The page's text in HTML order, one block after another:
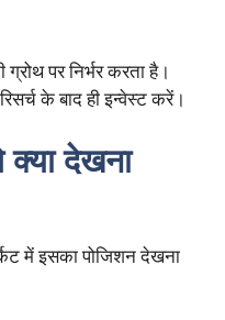
पर निर्भर करता है।
के बाद ही इन्वेस्ट करें।
देखना
में इसका पोजिशन देखना